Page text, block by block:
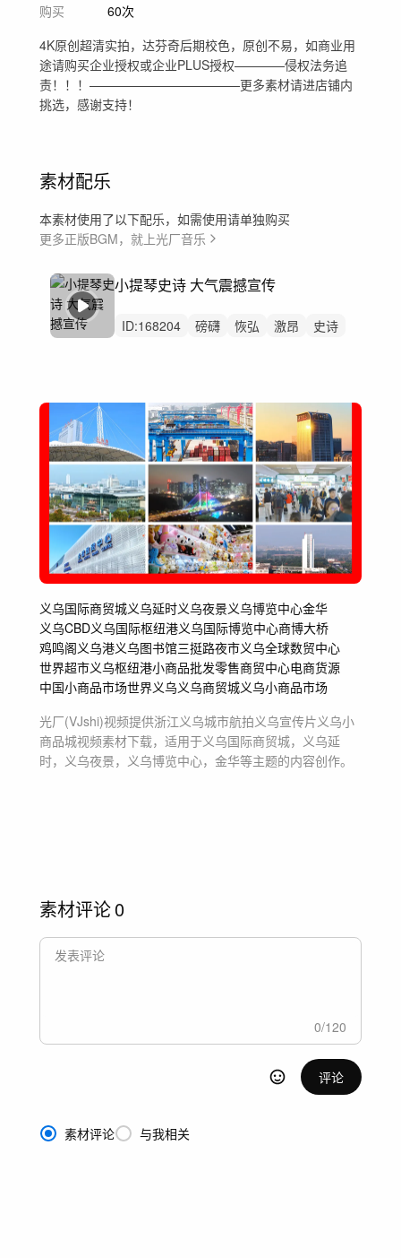
购买
60次
4K原创超清实拍，达芬奇后期校色，原创不易，如商业用
途请购买企业授权或企业PLUS授权————侵权法务追
责！！！————————————更多素材请进店铺内
挑选，感谢支持！
素材配乐
本素材使用了以下配乐，如需使用请单独购买
更多正版BGM，就上光厂音乐
小提琴史诗 大气震撼宣传
ID:168204 磅礴 恢弘 激昂
史诗
义乌国际商贸城义乌延时义乌夜景义乌博览中心金华
义乌CBD义乌国际枢纽港义乌国际博览中心商博大桥
鸡鸣阁义乌港义乌图书馆三挺路夜市义乌全球数贸中心
世界超市义乌枢纽港小商品批发零售商贸中心电商货源
中国小商品市场世界义乌义乌商贸城义乌小商品市场
光厂(VJshi)视频提供浙江义乌城市航拍义乌宣传片义乌小
商品城视频素材下载，适用于义乌国际商贸城，义乌延
时，义乌夜景，义乌博览中心，金华等主题的内容创作。
素材评论0
0/120
评论
素材评论 与我相关